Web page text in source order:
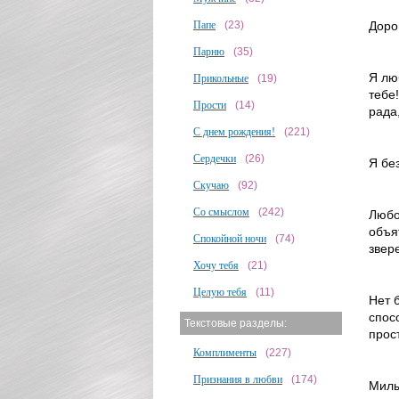
Папе (23)
Парню (35)
Прикольные (19)
Прости (14)
С днем рождения! (221)
Сердечки (26)
Скучаю (92)
Со смыслом (242)
Спокойной ночи (74)
Хочу тебя (21)
Целую тебя (11)
Текстовые разделы:
Комплименты (227)
Признания в любви (174)
Я
Я
Нет